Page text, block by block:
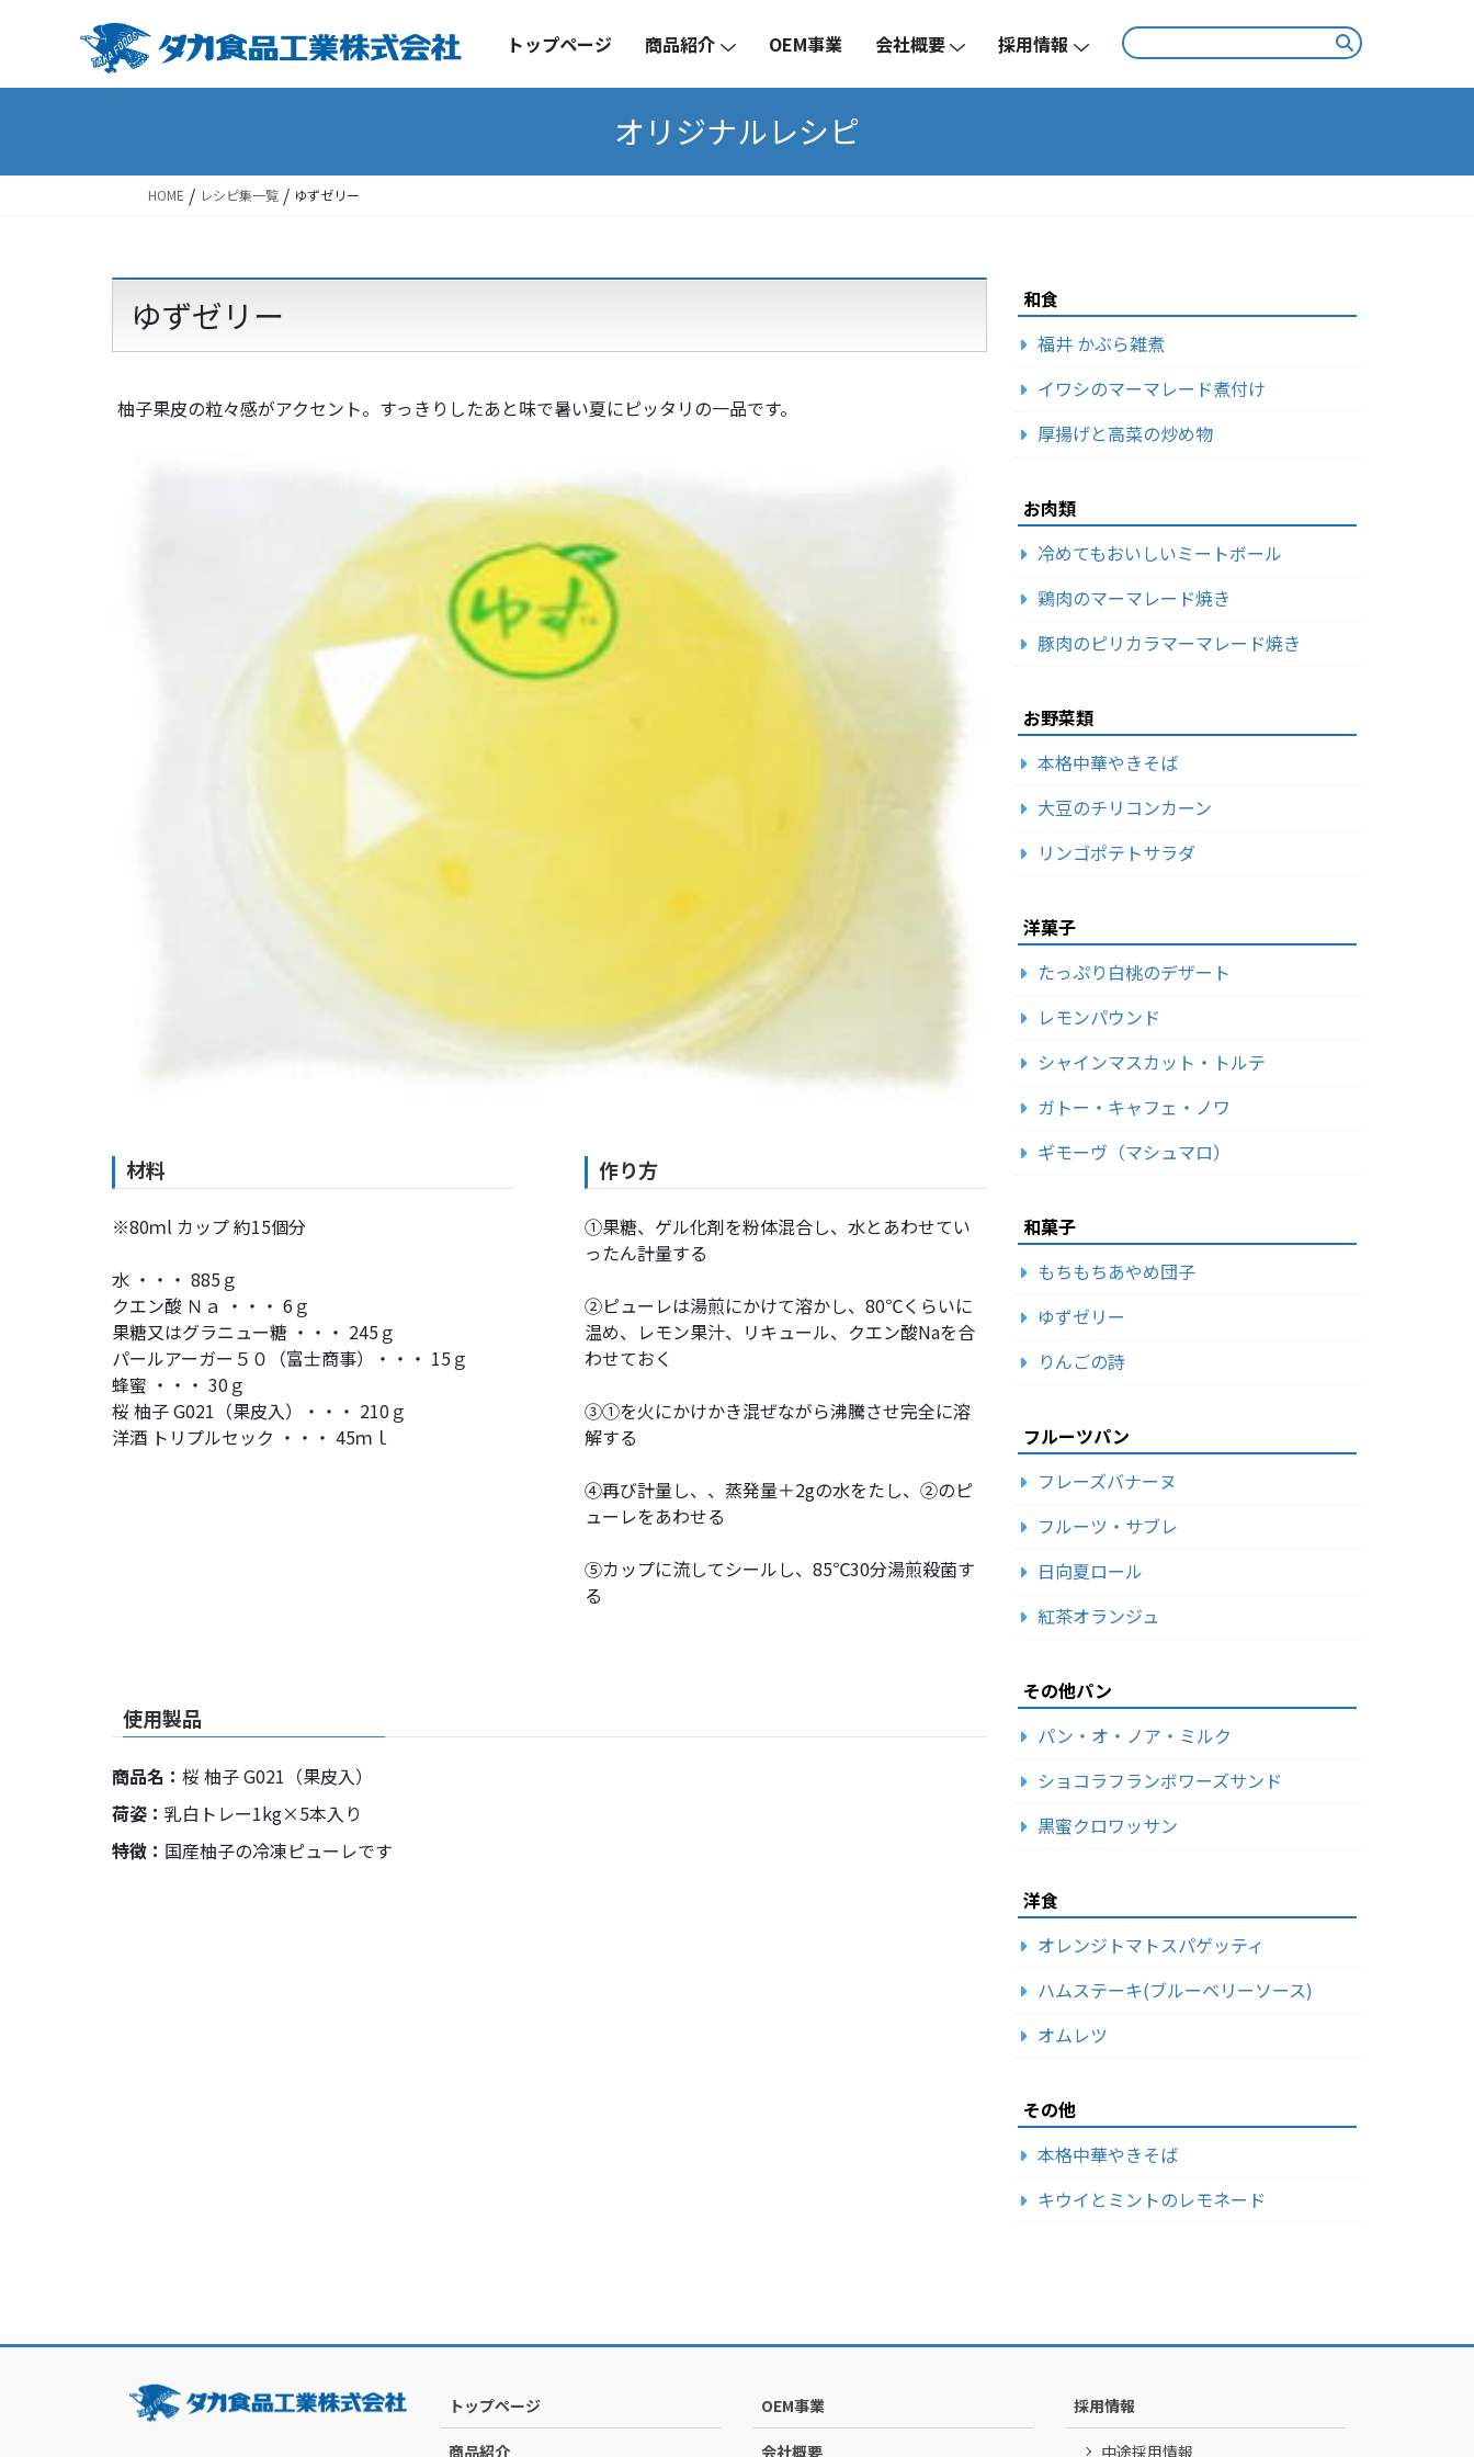
content
Navigation
トップページ 商品紹介 OEM事業 会社概要 採用情報
オリジナルレシピ
HOME / レシピ集一覧 / ゆずゼリー
ゆずゼリー
柚子果皮の粒々感がアクセント。すっきりしたあと味で暑い夏にピッタリの一品です。
材料
※80ｍl カップ 約15個分
水 ・・・ 885ｇ
クエン酸 Ｎａ ・・・ 6ｇ
果糖又はグラニュー糖 ・・・ 245ｇ
パールアーガー５０（富士商事）・・・ 15ｇ
蜂蜜 ・・・ 30ｇ
桜 柚子 G021（果皮入）・・・ 210ｇ
洋酒 トリプルセック ・・・ 45ｍｌ
作り方
①果糖、ゲル化剤を粉体混合し、水とあわせてい
ったん計量する
②ピューレは湯煎にかけて溶かし、80℃くらいに
温め、レモン果汁、リキュール、クエン酸Naを合
わせておく
③①を火にかけかき混ぜながら沸騰させ完全に溶
解する
④再び計量し、、蒸発量＋2gの水をたし、②のピ
ューレをあわせる
⑤カップに流してシールし、85℃30分湯煎殺菌す
る
使用製品
商品名： 桜 柚子 G021（果皮入）
荷姿： 乳白トレー1kg×5本入り
特徴： 国産柚子の冷凍ピューレです
和食
福井 かぶら雑煮
イワシのマーマレード煮付け
厚揚げと高菜の炒め物
お肉類
冷めてもおいしいミートボール
鶏肉のマーマレード焼き
豚肉のピリカラマーマレード焼き
お野菜類
本格中華やきそば
大豆のチリコンカーン
リンゴポテトサラダ
洋菓子
たっぷり白桃のデザート
レモンパウンド
シャインマスカット・トルテ
ガトー・キャフェ・ノワ
ギモーヴ（マシュマロ）
和菓子
もちもちあやめ団子
ゆずゼリー
りんごの詩
フルーツパン
フレーズバナーヌ
フルーツ・サブレ
日向夏ロール
紅茶オランジュ
その他パン
パン・オ・ノア・ミルク
ショコラフランボワーズサンド
黒蜜クロワッサン
洋食
オレンジトマトスパゲッティ
ハムステーキ(ブルーベリーソース)
オムレツ
その他
本格中華やきそば
キウイとミントのレモネード
トップページ
商品紹介
OEM事業
会社概要
採用情報
中途採用情報